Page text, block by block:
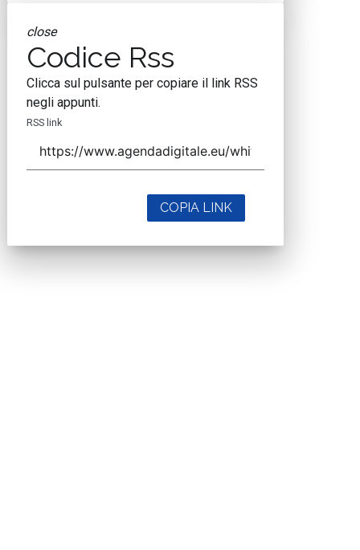
close
Codice Rss
Clicca sul pulsante per copiare il link RSS
negli appunti.
RSS link
COPIA LINK